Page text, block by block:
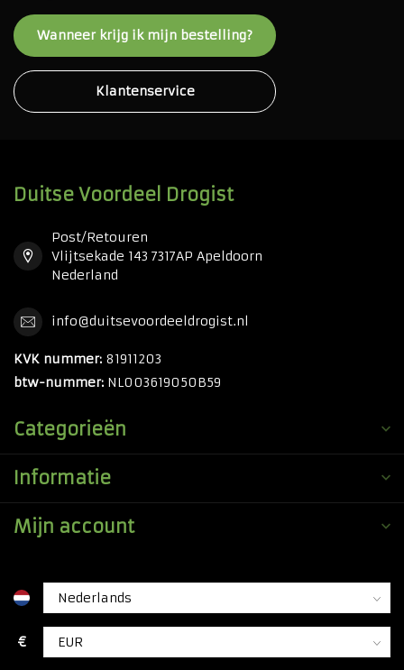
Wanneer krijg ik mijn bestelling?
Klantenservice
Duitse Voordeel Drogist
Post/Retouren
Vlijtsekade 143 7317AP Apeldoorn
Nederland
info@duitsevoordeeldrogist.nl
KVK nummer: 81911203
btw-nummer: NL003619050B59
Categorieën
Informatie
Mijn account
€